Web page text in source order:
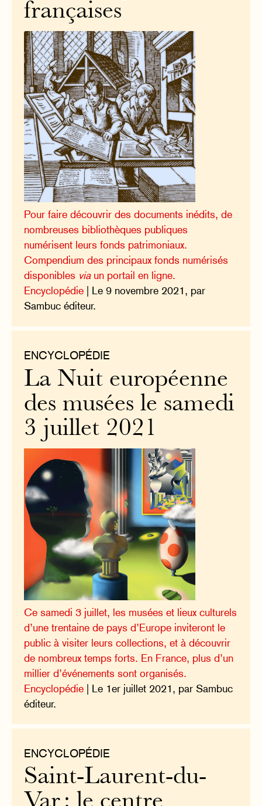
françaises
Pour faire découvrir des documents inédits, de
nombreuses bibliothèques publiques
numérisent leurs fonds patrimoniaux.
Compendium des principaux fonds numérisés
disponibles viaun portail en ligne.
Encyclopédie | Le 9 novembre 2021, par
Sambuc éditeur.
ENCYCLOPÉDIE
La Nuit européenne
des musées le samedi
3 juillet 2021
Ce samedi 3 juillet, les musées et lieux culturels
d’une trentaine de pays d’Europe inviteront le
public à visiter leurs collections, et à découvrir
de nombreux temps forts. En France, plus d’un
millier d’événements sont organisés.
Encyclopédie | Le 1er juillet 2021, par Sambuc
éditeur.
ENCYCLOPÉDIE
Saint-Laurent-du-